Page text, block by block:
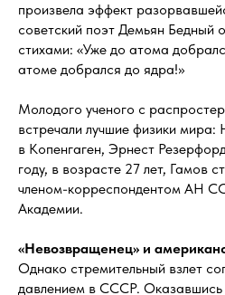
произвела эффект
советский поэт Демьян Бедный
стихами: «Уже до атома
атоме добрался до ядра!»
Молодого ученого с
встречали лучшие физики мира:
в Копенгаген, Эрнест
году, в возрасте 27 лет, Гамов
членом-корреспондентом АН
Академии.
«Невозвращенец» и
Однако стремительный взлет
давлением в СССР. Оказавшись